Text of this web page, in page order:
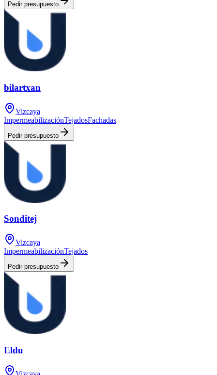
Pedir presupuesto
bilartxan
Vizcaya
ImpermeabilizaciónTejadosFachadas
Pedir presupuesto
Sonditej
Vizcaya
ImpermeabilizaciónTejados
Pedir presupuesto
Eldu